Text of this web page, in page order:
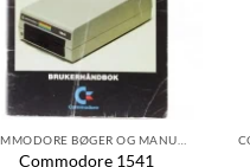
Commodore 1541